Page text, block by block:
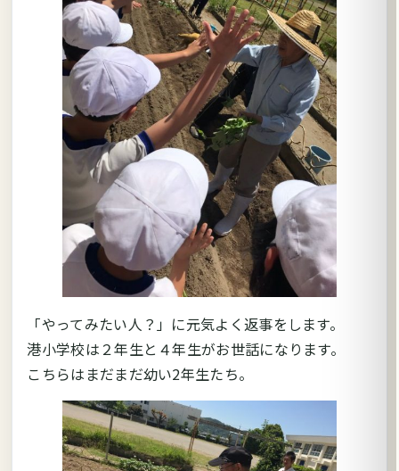
「やってみたい人？」に元気よく返事をします。
港小学校は２年生と４年生がお世話になります。
こちらはまだまだ幼い2年生たち。